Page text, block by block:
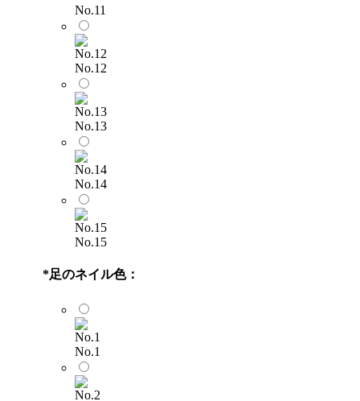
No.11
No.12
No.13
No.14
No.15
*足のネイル色：
No.1